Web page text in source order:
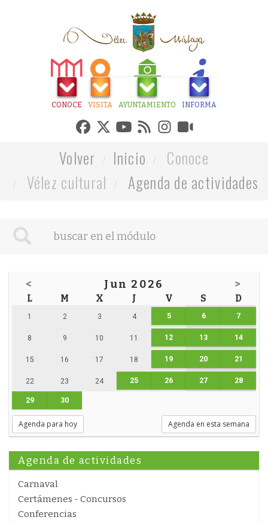
CONOCE VISITA AYUNTAMIENTO INFORMA
Volver Inicio
Conoce
Vélez cultural
Agenda de actividades
< Jun 2026 >
L M X J V S D
1 2 3 4 5 6 7
8 9 10 11 12 13 14
15 16 17 18 19 20 21
22 23 24 25 26 27 28
29 30
Agenda para hoy Agenda en esta semana
Agenda de actividades
Carnaval
Certámenes - Concursos
Conferencias